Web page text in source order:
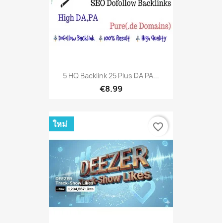
5 HQ Backlink 25 Plus DA PA...
€8.99
ใหม่ favorite_border